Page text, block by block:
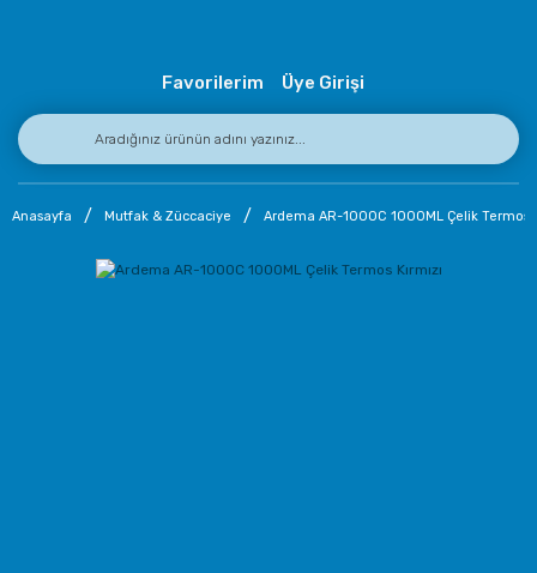
Favorilerim Üye Girişi
Anasayfa Mutfak & Züccaciye Ardema AR-1000C 1000ML Çelik Termos